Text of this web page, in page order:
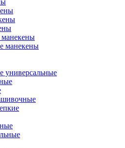
манекены
манекены
универсальные